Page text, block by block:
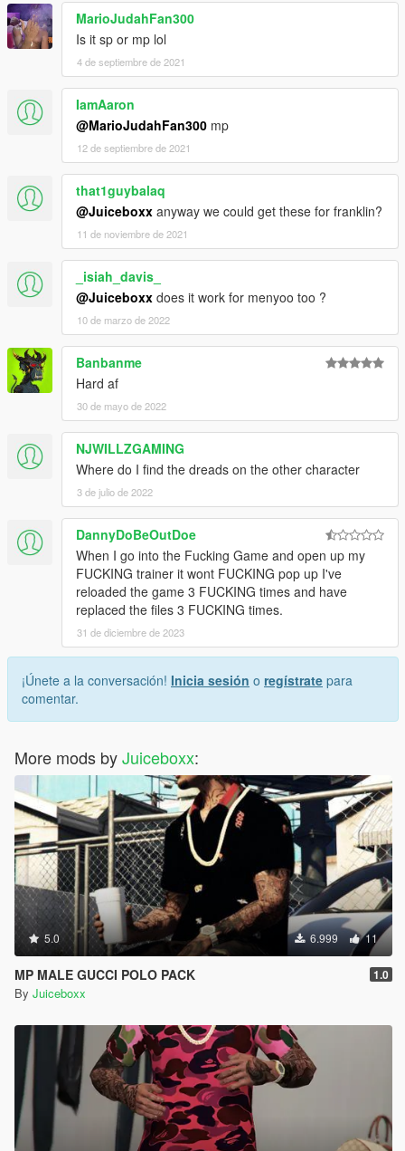
MarioJudahFan300
Is it sp or mp lol
4 de septiembre de 2021
IamAaron
@MarioJudahFan300 mp
12 de septiembre de 2021
that1guybalaq
@Juiceboxx anyway we could get these for franklin?
11 de noviembre de 2021
_isiah_davis_
@Juiceboxx does it work for menyoo too ?
10 de marzo de 2022
Banbanme
Hard af
30 de mayo de 2022
NJWILLZGAMING
Where do I find the dreads on the other character
3 de julio de 2022
DannyDoBeOutDoe
When I go into the Fucking Game and open up my
FUCKING trainer it wont FUCKING pop up I've
reloaded the game 3 FUCKING times and have
replaced the files 3 FUCKING times.
31 de diciembre de 2023
¡Únete a la conversación! Inicia sesión o regístrate para
comentar.
More mods byJuiceboxx:
5.0 6.999 11
MP MALE GUCCI POLO PACK 1.0
By Juiceboxx